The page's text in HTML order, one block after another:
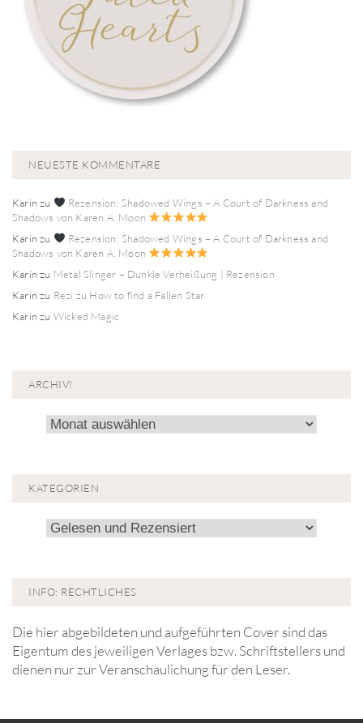
NEUESTE KOMMENTARE
Karinzu
Rezension: Shadowed Wings – A Court of Darkness and
Shadows von Karen A. Moon
Karinzu
Rezension: Shadowed Wings – A Court of Darkness and
Shadows von Karen A. Moon
Karinzu Metal Slinger – Dunkle Verheißung | Rezension
Karinzu Rezi zu How to find a Fallen Star
Karinzu Wicked Magic
ARCHIV!
Archiv!
KATEGORIEN
Kategorien
INFO: RECHTLICHES
Die hier abgebildeten und aufgeführten Cover sind das
Eigentum des jeweiligen Verlages bzw. Schriftstellers und
dienen nur zur Veranschaulichung für den Leser.